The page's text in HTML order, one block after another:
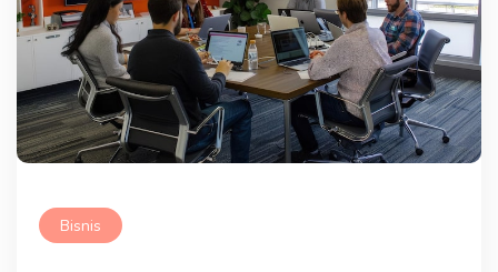
Bisnis